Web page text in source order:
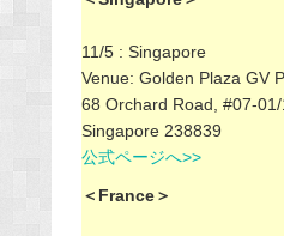
11/5 : Singapore
Venue: Golden Plaza GV
68 Orchard Road, #07-01/
Singapore 238839
公式ページへ>>
＜France＞